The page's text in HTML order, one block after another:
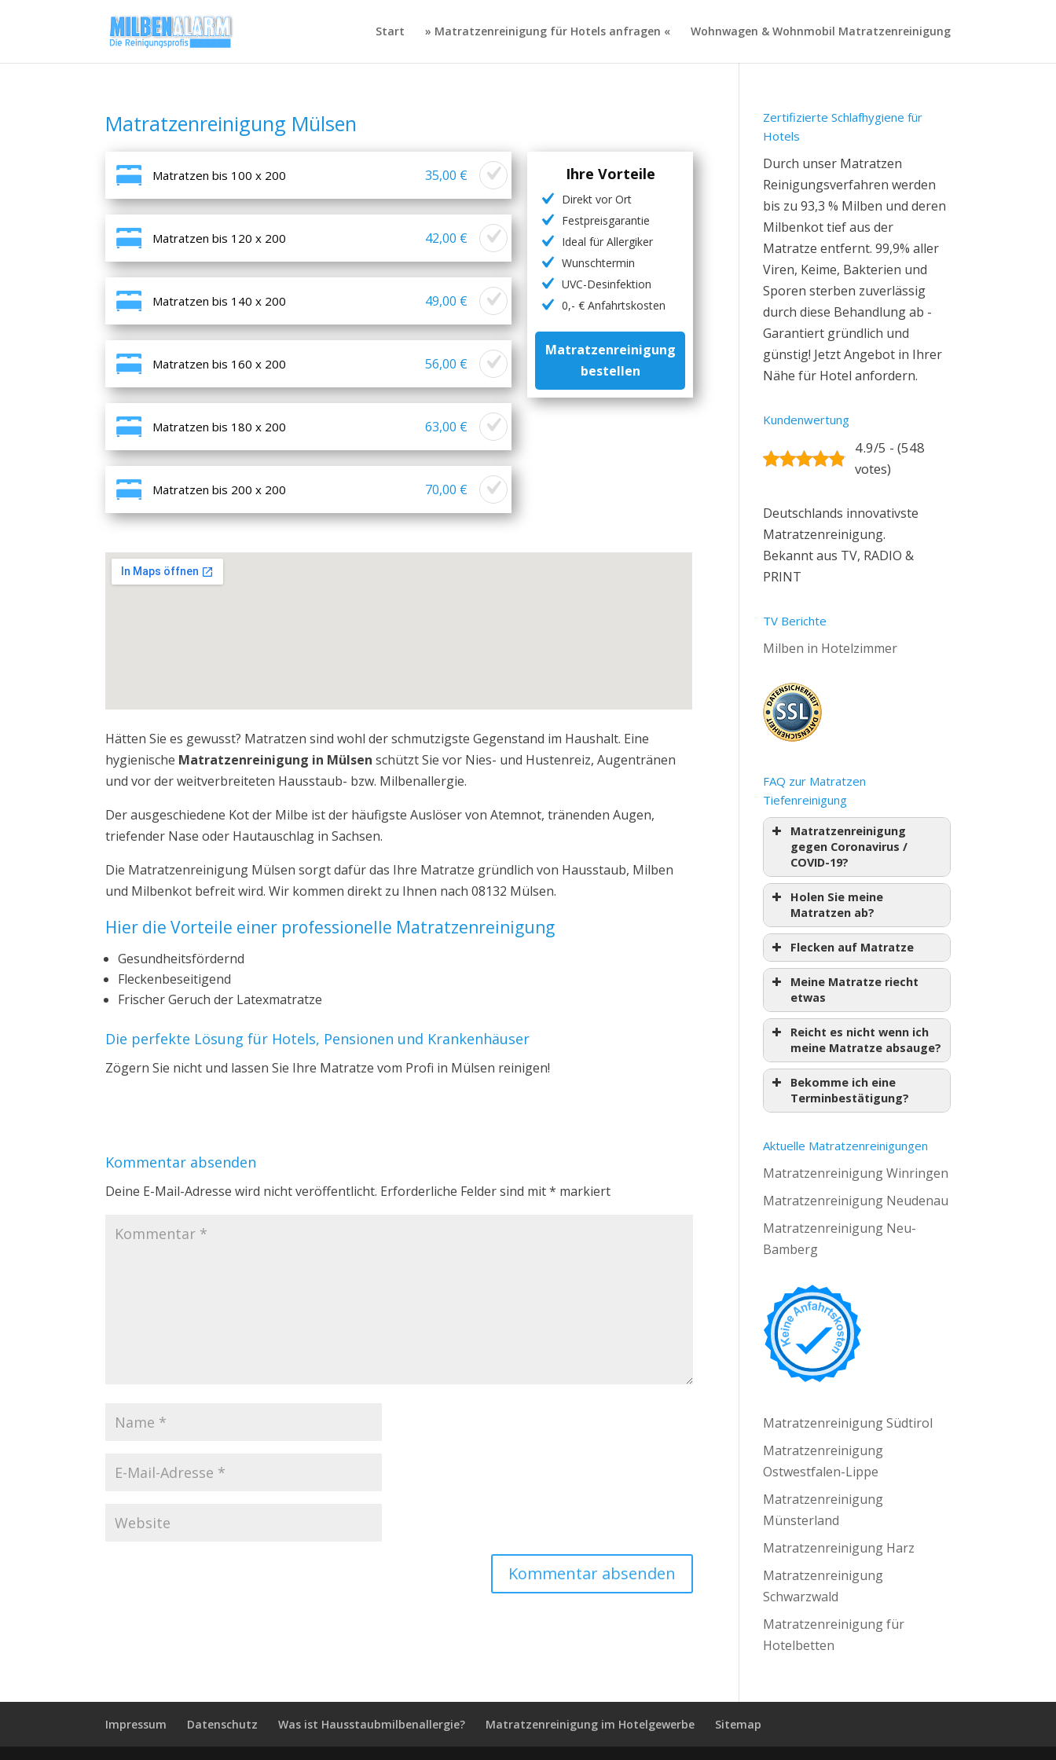
Start » Matratzenreinigung für Hotels anfragen « Wohnwagen & Wohnmobil Matratzenreinigung
Matratzenreinigung Mülsen
Matratzen bis 100 x 200 35,00 €
Matratzen bis 120 x 200 42,00 €
Matratzen bis 140 x 200 49,00 €
Matratzen bis 160 x 200 56,00 €
Matratzen bis 180 x 200 63,00 €
Matratzen bis 200 x 200 70,00 €
Ihre Vorteile
Direkt vor Ort
Festpreisgarantie
Ideal für Allergiker
Wunschtermin
UVC-Desinfektion
0,- € Anfahrtskosten
Matratzenreinigung
bestellen
Hätten Sie es gewusst? Matratzen sind wohl der schmutzigste Gegenstand im Haushalt. Eine
hygienische Matratzenreinigung in Mülsen schützt Sie vor Nies- und Hustenreiz, Augentränen
und vor der weitverbreiteten Hausstaub- bzw. Milbenallergie.
Der ausgeschiedene Kot der Milbe ist der häufigste Auslöser von Atemnot, tränenden Augen,
triefender Nase oder Hautauschlag in Sachsen.
Die Matratzenreinigung Mülsen sorgt dafür das Ihre Matratze gründlich von Hausstaub, Milben
und Milbenkot befreit wird. Wir kommen direkt zu Ihnen nach 08132 Mülsen.
Hier die Vorteile einer professionelle Matratzenreinigung
Gesundheitsfördernd
Fleckenbeseitigend
Frischer Geruch der Latexmatratze
Die perfekte Lösung für Hotels, Pensionen und Krankenhäuser
Zögern Sie nicht und lassen Sie Ihre Matratze vom Profi in Mülsen reinigen!
Kommentar absenden
Deine E-Mail-Adresse wird nicht veröffentlicht. Erforderliche Felder sind mit* markiert
Zertifizierte Schlafhygiene für
Hotels
Durch unser Matratzen
Reinigungsverfahren werden
bis zu 93,3 % Milben und deren
Milbenkot tief aus der
Matratze entfernt. 99,9% aller
Viren, Keime, Bakterien und
Sporen sterben zuverlässig
durch diese Behandlung ab -
Garantiert gründlich und
günstig! Jetzt Angebot in Ihrer
Nähe für Hotel anfordern.
Kundenwertung
4.9/5 - (548
votes)
Deutschlands innovativste
Matratzenreinigung.
Bekannt aus TV, RADIO &
PRINT
TV Berichte
Milben in Hotelzimmer
FAQ zur Matratzen
Tiefenreinigung
Matratzenreinigung
gegen Coronavirus /
COVID-19?
Holen Sie meine
Matratzen ab?
Flecken auf Matratze
Meine Matratze riecht
etwas
Reicht es nicht wenn ich
meine Matratze absauge?
Bekomme ich eine
Terminbestätigung?
Aktuelle Matratzenreinigungen
Matratzenreinigung Winringen
Matratzenreinigung Neudenau
Matratzenreinigung Neu-
Bamberg
Matratzenreinigung Südtirol
Matratzenreinigung
Ostwestfalen-Lippe
Matratzenreinigung
Münsterland
Matratzenreinigung Harz
Matratzenreinigung
Schwarzwald
Matratzenreinigung für
Hotelbetten
Impressum Datenschutz Was ist Hausstaubmilbenallergie? Matratzenreinigung im Hotelgewerbe Sitemap